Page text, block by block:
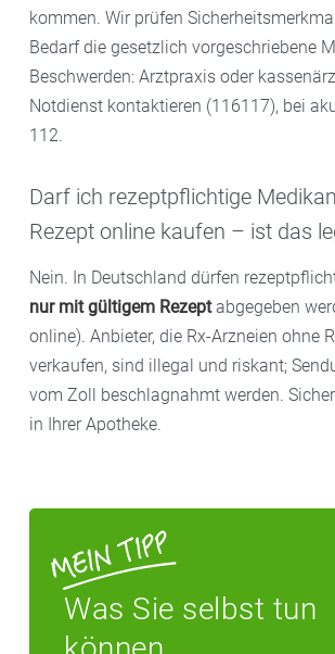
kommen. Wir prüfen
Bedarf die gesetzlich vorgeschriebene
Beschwerden: Arztpraxis oder
Notdienst kontaktieren (116117), bei
112.
Darf ich rezeptpflichtige
Rezept online kaufen – ist das
Nein. In Deutschland dürfen
nur mit gültigem Rezeptabgegeben
online). Anbieter, die Rx-Arzneien ohne
verkaufen, sind illegal und riskant;
vom Zoll beschlagnahmt werden.
in Ihrer Apotheke.
Was Sie selbst tun